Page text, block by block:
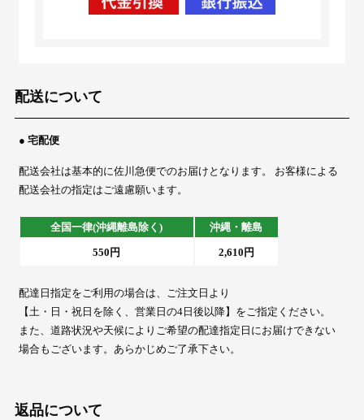
配送について
● 宅配便
配送会社は基本的に佐川急便でのお届けとなります。 お客様による
配送会社の指定はご遠慮願います。
全国一律(沖縄離島除く) 沖縄・離島
550円 2,610円
配達日指定をご利用の場合は、ご注文日より
【土・日・祝日を除く、営業日の4日後以降】をご指定ください。
また、道路状況や天候によりご希望の配達指定日にお届けできない
場合もございます。あらかじめご了承下さい。
返品について